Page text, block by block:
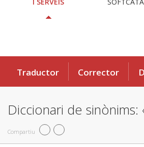
Traductor Corrector
Diccionari de sinònims:
Compartiu